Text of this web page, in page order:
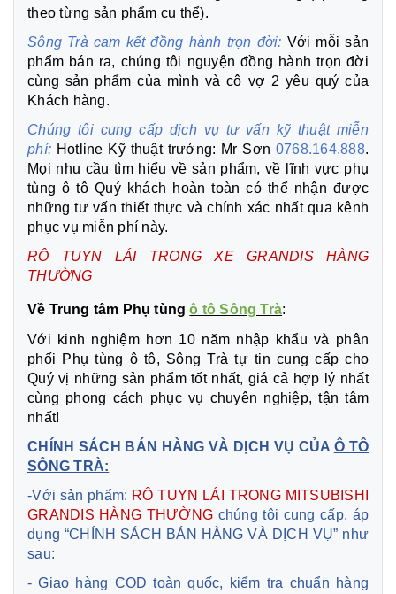
theo từng sản phẩm cụ thể).
Sông Trà cam kết đồng hành trọn đời: Với mỗi sản
phẩm bán ra, chúng tôi nguyện đồng hành trọn đời
cùng sản phẩm của mình và cô vợ 2 yêu quý của
Khách hàng.
Chúng tôi cung cấp dịch vụ tư vấn kỹ thuật miễn
phí: Hotline Kỹ thuật trưởng: Mr Sơn 0768.164.888.
Mọi nhu cầu tìm hiểu về sản phẩm, về lĩnh vực phụ
tùng ô tô Quý khách hoàn toàn có thể nhận được
những tư vấn thiết thực và chính xác nhất qua kênh
phục vụ miễn phí này.
RÔ TUYN LÁI TRONG XE GRANDIS HÀNG
THƯỜNG
Về Trung tâm Phụ tùngô tô Sông Trà:
Với kinh nghiệm hơn 10 năm nhập khẩu và phân
phối Phụ tùng ô tô, Sông Trà tự tin cung cấp cho
Quý vị những sản phẩm tốt nhất, giá cả hợp lý nhất
cùng phong cách phục vụ chuyên nghiệp, tận tâm
nhất!
CHÍNH SÁCH BÁN HÀNG VÀ DỊCH VỤ CỦA Ô TÔ
SÔNG TRÀ:
-Với sản phẩm: RÔ TUYN LÁI TRONG MITSUBISHI
GRANDIS HÀNG THƯỜNG chúng tôi cung cấp, áp
dụng “CHÍNH SÁCH BÁN HÀNG VÀ DỊCH VỤ” như
sau:
- Giao hàng COD toàn quốc, kiểm tra chuẩn hàng